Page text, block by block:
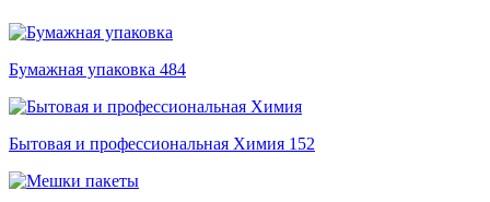
Бумажная упаковка 484
Бытовая и профессиональная Химия 152